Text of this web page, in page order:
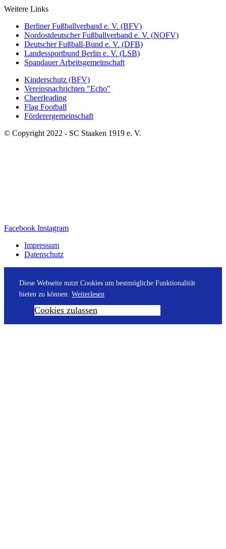
Weitere Links
Berliner Fußballverband e. V. (BFV)
Nordostdeutscher Fußballverband e. V. (NOFV)
Deutscher Fußball-Bund e. V. (DFB)
Landessportbund Berlin e. V. (LSB)
Spandauer Arbeitsgemeinschaft
Kinderschutz (BFV)
Vereinsnachrichten "Echo"
Cheerleading
Flag Football
Förderergemeinschaft
© Copyright 2022 - SC Staaken 1919 e. V.
Facebook Instagram
Impressum
Datenschutz
Diese Webseite nutzt Cookies um bestmögliche Funktionalität
bieten zu können. Weiterlesen
Cookies zulassen